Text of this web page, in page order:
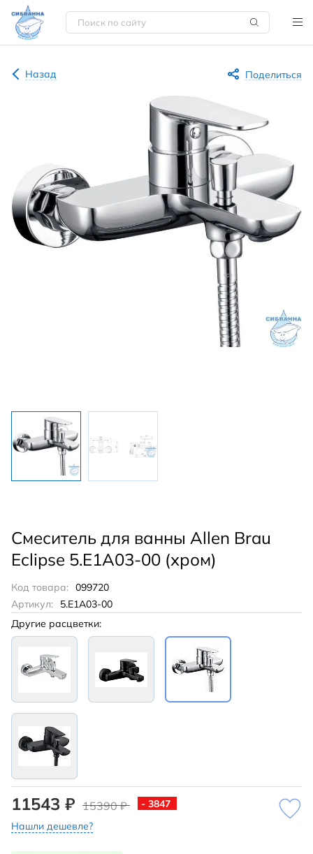
Назад Поделиться
Смеситель для ванны Allen Brau
Eclipse 5.E1A03-00 (хром)
Код товара: 099720
Артикул:
5.E1A03-00
Другие расцветки:
11543 ₽ 15390 ₽
- 3847
Нашли дешевле?